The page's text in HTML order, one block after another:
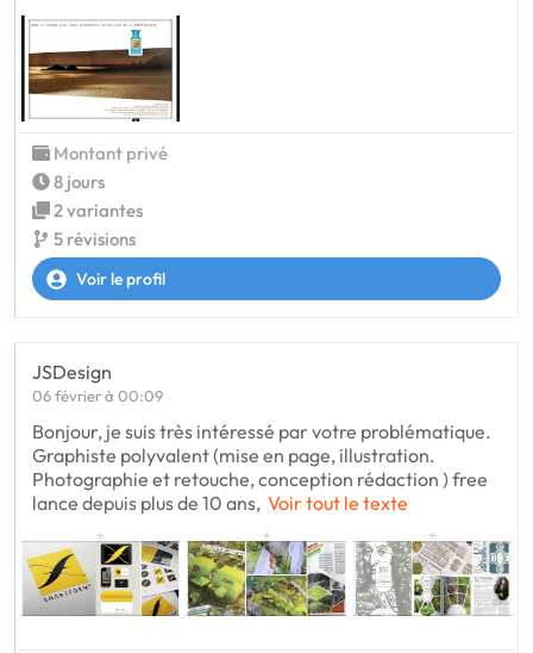
Montant privé
8 jours
2 variantes
5 révisions
Voir le profil
JSDesign
06 février à 00:09
Bonjour, je suis très intéressé par votre problématique.
Graphiste polyvalent (mise en page, illustration.
Photographie et retouche, conception rédaction ) free
lance depuis plus de 10 ans, Voir tout le texte